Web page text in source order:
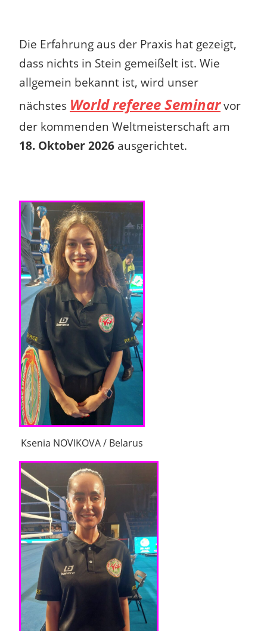
Die Erfahrung aus der Praxis hat gezeigt,
dass nichts in Stein gemeißelt ist. Wie
allgemein bekannt ist, wird unser
nächstes World referee Seminarvor
der kommenden Weltmeisterschaft am
18. Oktober 2026 ausgerichtet.
Ksenia NOVIKOVA / Belarus